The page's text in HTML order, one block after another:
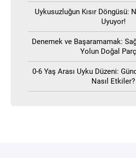
Uykusuzluğun Kısır Döngüsü:
Uyuyor!
Denemek ve Başaramamak:
Yolun Doğal
0-6 Yaş Arası Uyku Düzeni:
Nasıl Etkiler?